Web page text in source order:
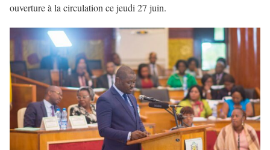
ouverture à la circulation ce jeudi 27 juin.